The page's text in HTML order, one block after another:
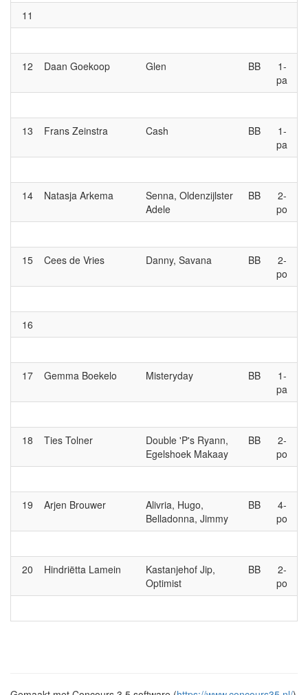
11
12 Daan Goekoop Glen BB
1-
pa
13 Frans Zeinstra Cash BB
1-
pa
14 Natasja Arkema
Senna, Oldenzijlster
Adele
BB
2-
po
15 Cees de Vries Danny, Savana BB
2-
po
16
17 Gemma Boekelo Misteryday BB
1-
pa
18 Ties Tolner
Double 'P's Ryann,
Egelshoek Makaay
BB
2-
po
19 Arjen Brouwer
Alivria, Hugo,
Belladonna, Jimmy
BB
4-
po
20 Hindriëtta Lamein
Kastanjehof Jip,
Optimist
BB
2-
po